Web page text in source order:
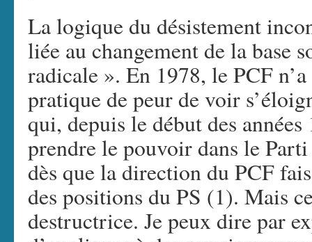
La logique du désistement
liée au changement de la base
radicale ». En 1978, le PCF
pratique de peur de voir
qui, depuis le début des
prendre le pouvoir dans le
dès que la direction du PCF
des positions du PS (1). Mais
destructrice. Je peux dire par